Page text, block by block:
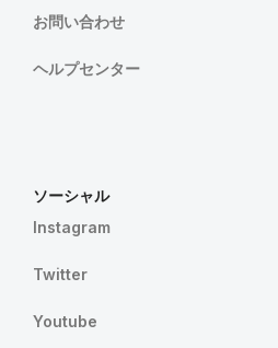
お問い合わせ
ヘルプセンター
ソーシャル
Instagram
Twitter
Youtube